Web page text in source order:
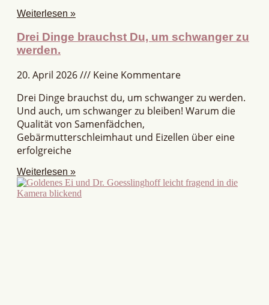
Weiterlesen »
Drei Dinge brauchst Du, um schwanger zu
werden.
20. April 2026
Keine Kommentare
Drei Dinge brauchst du, um schwanger zu werden.
Und auch, um schwanger zu bleiben! Warum die
Qualität von Samenfädchen,
Gebärmutterschleimhaut und Eizellen über eine
erfolgreiche
Weiterlesen »